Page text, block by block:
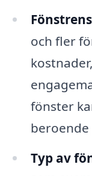
och fler
fönster
Typ av